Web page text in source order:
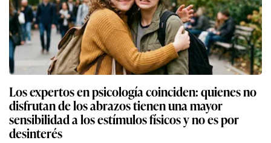
Los expertos en psicología coinciden: quienes no
disfrutan de los abrazos tienen una mayor
sensibilidad a los estímulos físicos y no es por
desinterés